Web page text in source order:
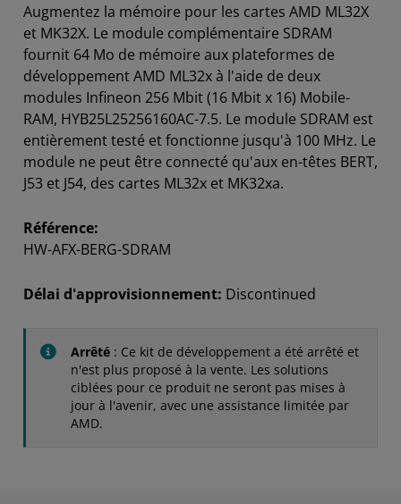
Augmentez la mémoire pour les cartes AMD ML32X
et MK32X. Le module complémentaire SDRAM
fournit 64 Mo de mémoire aux plateformes de
développement AMD ML32x à l'aide de deux
modules Infineon 256 Mbit (16 Mbit x 16) Mobile-
RAM, HYB25L25256160AC-7.5. Le module SDRAM est
entièrement testé et fonctionne jusqu'à 100 MHz. Le
module ne peut être connecté qu'aux en-têtes BERT,
J53 et J54, des cartes ML32x et MK32xa.
Référence:
HW-AFX-BERG-SDRAM
Délai d'approvisionnement: Discontinued
Arrêté : Ce kit de développement a été arrêté et
n'est plus proposé à la vente. Les solutions
ciblées pour ce produit ne seront pas mises à
jour à l'avenir, avec une assistance limitée par
AMD.